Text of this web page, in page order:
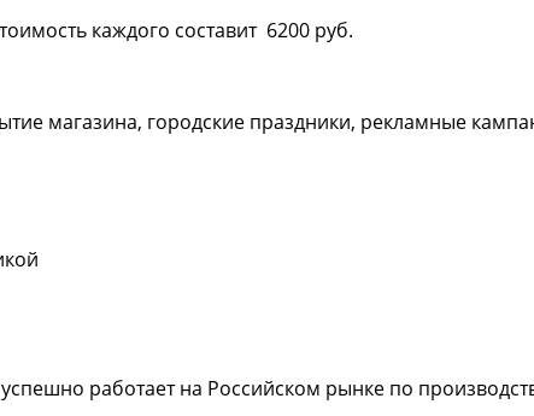
каждого составит 6200 руб.
магазина, городские праздники, рекламные
работает на Российском рынке по